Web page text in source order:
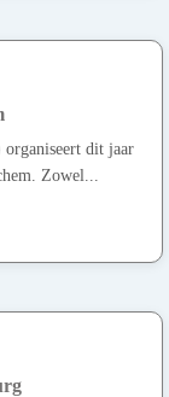
dit jaar
Zowel...